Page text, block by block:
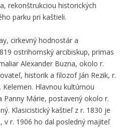
rekonštrukciou historických
parku pri kaštieli.
cirkevný hodnostár a
ostrihomský arcibiskup, primas
Alexander Buzna, okolo r.
historik a filozof Ján Rezik, r.
Hlavnou kultúrnou
Márie, postavený okolo r.
Klasicistický kaštieľ z r. 1830 je
v r. 1906 ho dal posledný majiteľ